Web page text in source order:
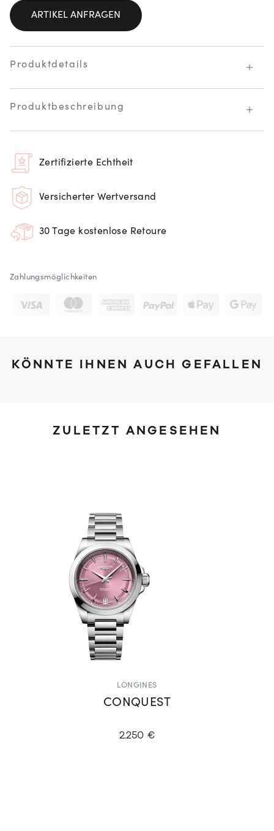
ARTIKEL ANFRAGEN
Produktdetails
Produktbeschreibung
Zertifizierte Echtheit
Versicherter Wertversand
30 Tage kostenlose Retoure
Zahlungsmöglichkeiten
KÖNNTE IHNEN AUCH GEFALLEN
ZULETZT ANGESEHEN
LONGINES
CONQUEST
2.250 €